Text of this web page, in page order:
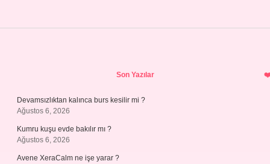
Son Yazılar
Devamsızlıktan kalınca burs kesilir mi ?
Ağustos 6, 2026
Kumru kuşu evde bakılır mı ?
Ağustos 6, 2026
Avene XeraCalm ne işe yarar ?